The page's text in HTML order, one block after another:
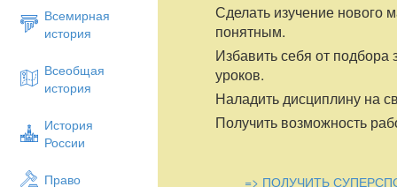
Всемирная
история
Всеобщая
история
История
России
Право
Сделать изучение нового
понятным.
Избавить себя от подбора
уроков.
Наладить дисциплину на
Получить возможность
=> ПОЛУЧИТЬ